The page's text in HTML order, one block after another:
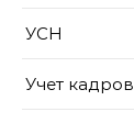
УСН
Учет кадров